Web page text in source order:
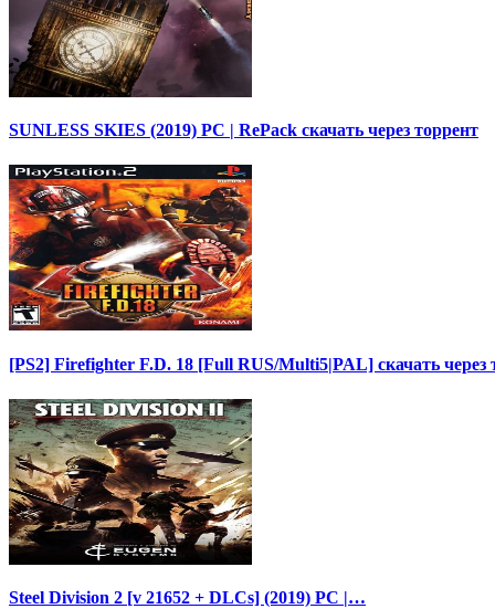
SUNLESS SKIES (2019) PC | RePack скачать через торрент
[PS2] Firefighter F.D. 18 [Full RUS/Multi5|PAL] скачать через
Steel Division 2 [v 21652 + DLCs] (2019) PC |…